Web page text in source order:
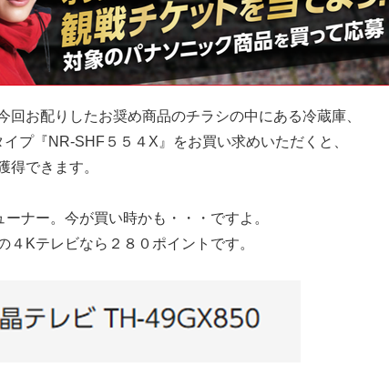
回お配りしたお奨め商品のチラシの中にある冷蔵庫、
イプ『NR-SHF５５４X』をお買い求めいただくと、
得できます。
ーナー。今が買い時かも・・・ですよ。
４Kテレビなら２８０ポイントです。